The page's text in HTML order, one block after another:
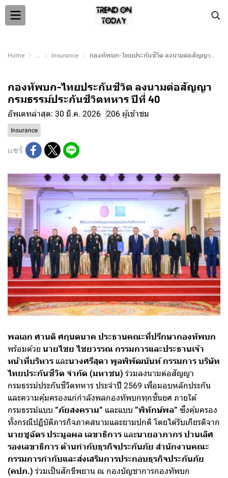
Home ... Insurance กองทัพบก-ไทยประกันชีวิต ลงนามต่อสัญญากรมธรรม์ประกันชีวิตทหาร ปีที่ 40
กองทัพบก-ไทยประกันชีวิต ลงนามต่อสัญญา
กรมธรรม์ประกันชีวิตทหาร ปีที่ 40
อัพเดทล่าสุด: 30 มี.ค. 2026 206 ผู้เข้าชม
Insurance
แชร์
พลเอก ศานติ ศกุนตนาค ประธานคณะที่ปรึกษากองทัพบก
พร้อมด้วย นายไชย ไชยวรรณ กรรมการและประธานเจ้า
หน้าที่บริหาร และนางศรีสุดา พูลพิพัฒนันท์ กรรมการ บริษัท
ไทยประกันชีวิต จำกัด (มหาชน) ร่วมลงนามต่อสัญญา
กรมธรรม์ประกันชีวิตทหาร ประจำปี 2569 เพื่อมอบหลักประกัน
และความคุ้มครองแก่กำลังพลกองทัพบกทุกชั้นยศ ภายใต้
กรมธรรม์แบบ “ภัยสงคราม” และแบบ ”พิทักษ์พล” ซึ่งคุ้มครอง
ทั้งกรณีปฏิบัติภารกิจภาคสนามและยามปกติ โดยได้รับเกียรติจาก
นายชูฉัตร ประมูลผล เลขาธิการ และนายอาภากร ปานเลิศ
รองเลขาธิการ ด้านกำกับธุรกิจประกันภัย สำนักงานคณะ
กรรมการกำกับและส่งเสริมการประกอบธุรกิจประกันภัย
(คปภ.) ร่วมเป็นสักขีพยาน ณ กองบัญชาการกองทัพบก